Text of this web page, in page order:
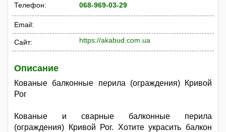
Телефон: 068-969-03-29
Email:
Сайт: https://akabud.com.ua
Описание
Кованые балконные перила (ограждения) Кривой
Рог
Кованые и сварные балконные перила
(ограждения) Кривой Рог. Хотите украсить балкон